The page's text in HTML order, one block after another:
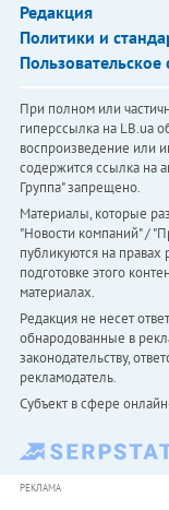
Редакция
Политики и
Пользовательское
При полном или
гиперссылка на LB.ua
воспроизведение или
содержится ссылка на
Группа" запрещено.
Материалы, которые
"Новости компаний" /
публикуются на правах
подготовке этого
материалах.
Редакция не несет
обнародованные в
законодательству,
рекламодатель.
Субъект в сфере
РЕКЛАМА